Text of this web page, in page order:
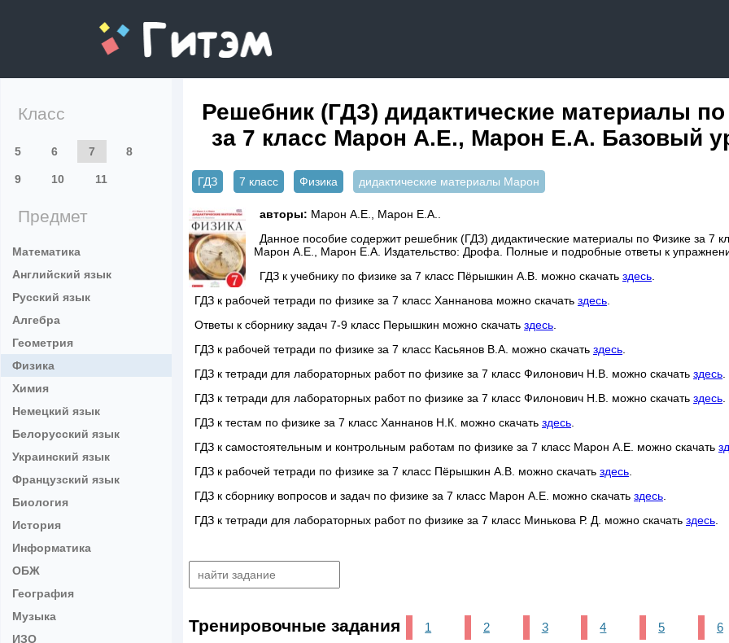
gitem.me
Класс
5 6 7 8
9 10 11
Предмет
Математика
Английский язык
Русский язык
Алгебра
Геометрия
Физика
Химия
Немецкий язык
Белорусский язык
Украинский язык
Французский язык
Биология
История
Информатика
ОБЖ
География
Музыка
ИЗО
Решебник (ГДЗ) дидактические материалы
за 7 класс Марон А.Е., Марон Е.А. Базовый
ГДЗ 7 класс Физика дидактические материалы Марон
авторы: Марон А.Е., Марон Е.А..
Данное пособие содержит решебник (ГДЗ) дидактические материалы по Физике за 7
Марон А.Е., Марон Е.А. Издательство: Дрофа. Полные и подробные ответы к
ГДЗ к учебнику по физике за 7 класс Пёрышкин А.В. можно скачать здесь.
ГДЗ к рабочей тетради по физике за 7 класс Ханнанова можно скачать здесь.
Ответы к сборнику задач 7-9 класс Перышкин можно скачать здесь.
ГДЗ к рабочей тетради по физике за 7 класс Касьянов В.А. можно скачать здесь.
ГДЗ к тетради для лабораторных работ по физике за 7 класс Филонович Н.В. можно скачать здесь.
ГДЗ к тетради для лабораторных работ по физике за 7 класс Филонович Н.В. можно скачать здесь.
ГДЗ к тестам по физике за 7 класс Ханнанов Н.К. можно скачать здесь.
ГДЗ к самостоятельным и контрольным работам по физике за 7 класс Марон А.Е. можно скачать
ГДЗ к рабочей тетради по физике за 7 класс Пёрышкин А.В. можно скачать здесь.
ГДЗ к сборнику вопросов и задач по физике за 7 класс Марон А.Е. можно скачать здесь.
ГДЗ к тетради для лабораторных работ по физике за 7 класс Минькова Р. Д. можно скачать здесь.
Тренировочные задания 1 2 3 4 5 6